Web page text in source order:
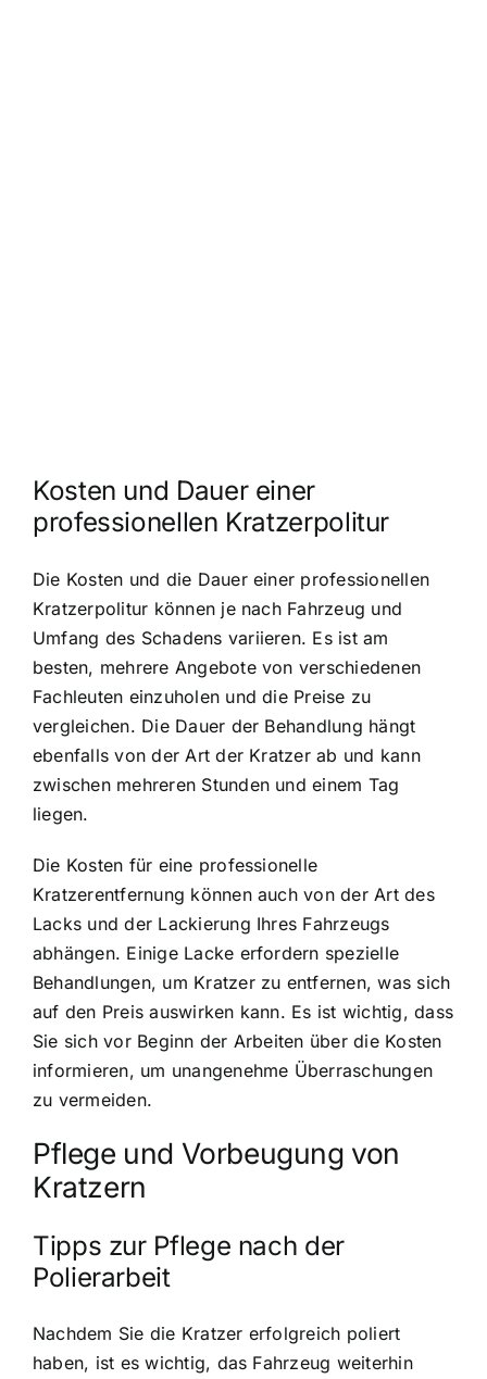
Kosten und Dauer einer
professionellen Kratzerpolitur
Die Kosten und die Dauer einer professionellen
Kratzerpolitur können je nach Fahrzeug und
Umfang des Schadens variieren. Es ist am
besten, mehrere Angebote von verschiedenen
Fachleuten einzuholen und die Preise zu
vergleichen. Die Dauer der Behandlung hängt
ebenfalls von der Art der Kratzer ab und kann
zwischen mehreren Stunden und einem Tag
liegen.
Die Kosten für eine professionelle
Kratzerentfernung können auch von der Art des
Lacks und der Lackierung Ihres Fahrzeugs
abhängen. Einige Lacke erfordern spezielle
Behandlungen, um Kratzer zu entfernen, was sich
auf den Preis auswirken kann. Es ist wichtig, dass
Sie sich vor Beginn der Arbeiten über die Kosten
informieren, um unangenehme Überraschungen
zu vermeiden.
Pflege und Vorbeugung von
Kratzern
Tipps zur Pflege nach der
Polierarbeit
Nachdem Sie die Kratzer erfolgreich poliert
haben, ist es wichtig, das Fahrzeug weiterhin